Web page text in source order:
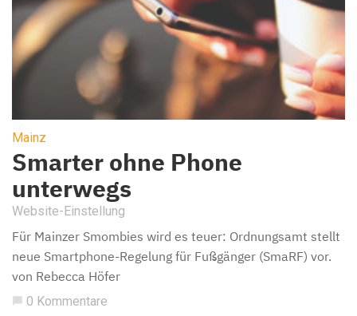
Mainz
Smarter ohne Phone
unterwegs
Website-Einstellung
Für Mainzer Smombies wird es teuer: Ordnungsamt stellt
neue Smartphone-Regelung für Fußgänger (SmaRF) vor.
von Rebecca Höfer
0 Kommentare